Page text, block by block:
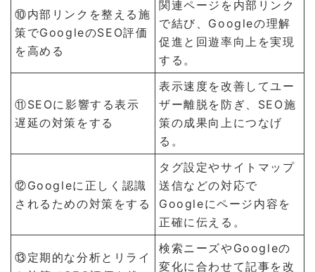
⑩内部リンクを整える施
策でGoogleのSEO評価
を高める
関連ページを内部リンク
で結び、Googleの理解
促進と回遊率向上を実現
する。
⑪SEOに影響する表示
遅延の対策をする
表示速度を改善してユー
ザー離脱を防ぎ、SEO施
策の成果向上につなげ
る。
⑫Googleに正しく認識
されるための対策をする
タグ設定やサイトマップ
送信などの対応で
Googleにページ内容を
正確に伝える。
⑬定期的な分析とリライ
検索ニーズやGoogleの
変化に合わせて記事を改